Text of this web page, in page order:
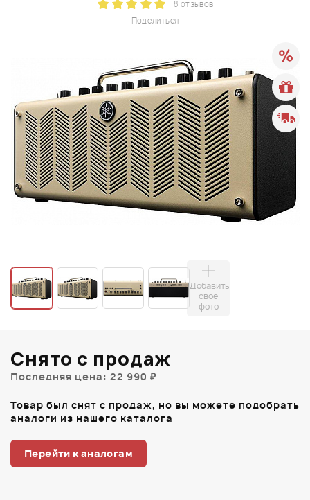
Поделиться
8 отзывов
Добавить
свое
фото
Снято с продаж
Последняя цена: 22 990 ₽
Товар был снят с продаж, но вы можете подобрать
аналоги из нашего каталога
Перейти к аналогам